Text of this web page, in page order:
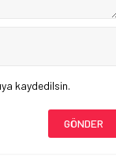
kaydedilsin.